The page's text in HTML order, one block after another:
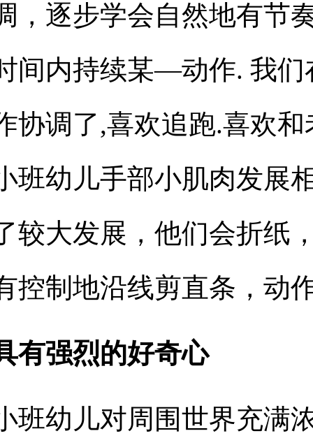
，逐步学会自然地有节
间内持续某—动作. 我们
协调了,喜欢追跑.喜欢和
班幼儿手部小肌肉发展
较大发展，他们会折纸
控制地沿线剪直条，动
有强烈的好奇心
班幼儿对周围世界充满